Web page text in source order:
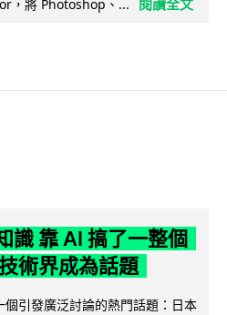
，將 Photoshop、... 閱讀全文
識 靠 AI 搞了一整個
術界成為話題
引發廣泛討論的熱門話題：日本